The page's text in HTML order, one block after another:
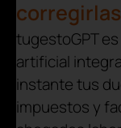
corregirlas
tugestoGPT
artificial
instante tus
impuestos y